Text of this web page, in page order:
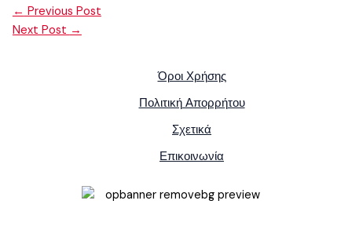
← Previous Post
Next Post →
Όροι Χρήσης
Πολιτική Απορρήτου
Σχετικά
Επικοινωνία